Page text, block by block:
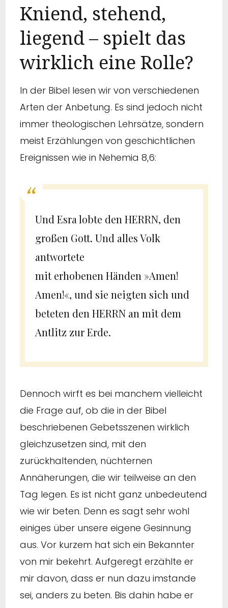
Kniend, stehend,
liegend – spielt das
wirklich eine Rolle?
In der Bibel lesen wir von verschiedenen
Arten der Anbetung. Es sind jedoch nicht
immer theologischen Lehrsätze, sondern
meist Erzählungen von geschichtlichen
Ereignissen wie in Nehemia 8,6:
Und Esra lobte den HERRN, den
großen Gott. Und alles Volk
antwortete
mit erhobenen Händen »Amen!
Amen!«, und sie neigten sich und
beteten den HERRN an mit dem
Antlitz zur Erde.
Dennoch wirft es bei manchem vielleicht
die Frage auf, ob die in der Bibel
beschriebenen Gebetsszenen wirklich
gleichzusetzen sind, mit den
zurückhaltenden, nüchternen
Annäherungen, die wir teilweise an den
Tag legen. Es ist nicht ganz unbedeutend
wie wir beten. Denn es sagt sehr wohl
einiges über unsere eigene Gesinnung
aus. Vor kurzem hat sich ein Bekannter
von mir bekehrt. Aufgeregt erzählte er
mir davon, dass er nun dazu imstande
sei, anders zu beten. Bis dahin habe er